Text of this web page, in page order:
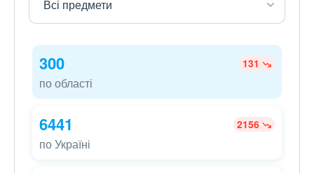
300 131
по області
6441 2156
по Україні